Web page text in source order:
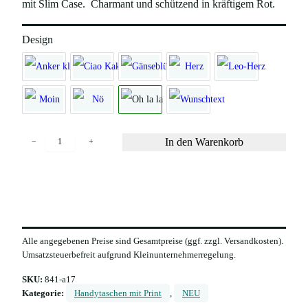
mit Slim Case. Charmant und schützend in kräftigem Rot.
Design
l
l
e
u
s
− + In den Warenkorb
Alle angegebenen Preise sind Gesamtpreise (ggf. zzgl. Versandkosten).
Umsatzsteuerbefreit aufgrund Kleinunternehmerregelung.
SKU: 841-a17
Kategorie:
Handytaschen mit Print NEU